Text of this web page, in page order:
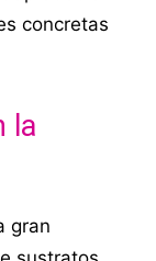
concretas
la
gran